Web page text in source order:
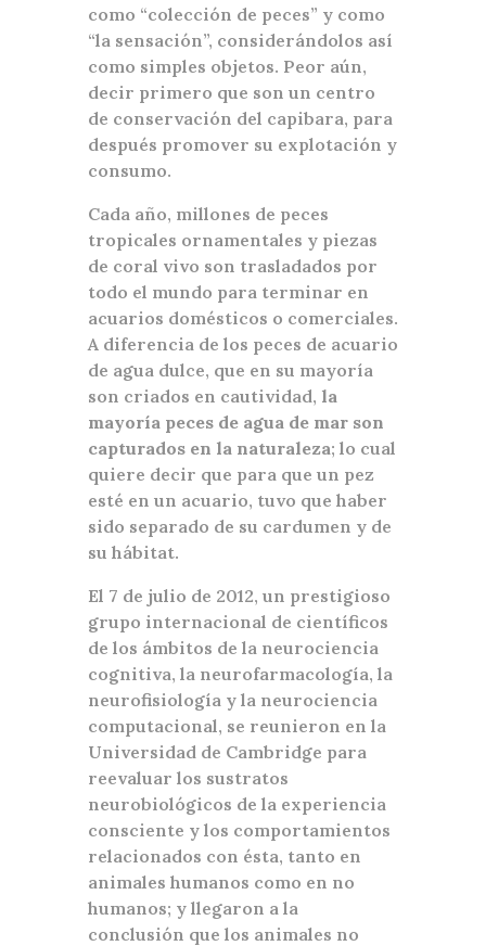
como “colección de peces” y como
“la sensación”, considerándolos así
como simples objetos. Peor aún,
decir primero que son un centro
de conservación del capibara, para
después promover su explotación y
consumo.
Cada año, millones de peces
tropicales ornamentales y piezas
de coral vivo son trasladados por
todo el mundo para terminar en
acuarios domésticos o comerciales.
A diferencia de los peces de acuario
de agua dulce, que en su mayoría
son criados en cautividad, la
mayoría peces de agua de mar son
capturados en la naturaleza; lo cual
quiere decir que para que un pez
esté en un acuario, tuvo que haber
sido separado de su cardumen y de
su hábitat.
El 7 de julio de 2012, un prestigioso
grupo internacional de científicos
de los ámbitos de la neurociencia
cognitiva, la neurofarmacología, la
neurofisiología y la neurociencia
computacional, se reunieron en la
Universidad de Cambridge para
reevaluar los sustratos
neurobiológicos de la experiencia
consciente y los comportamientos
relacionados con ésta, tanto en
animales humanos como en no
humanos; y llegaron a la
conclusión que los animales no